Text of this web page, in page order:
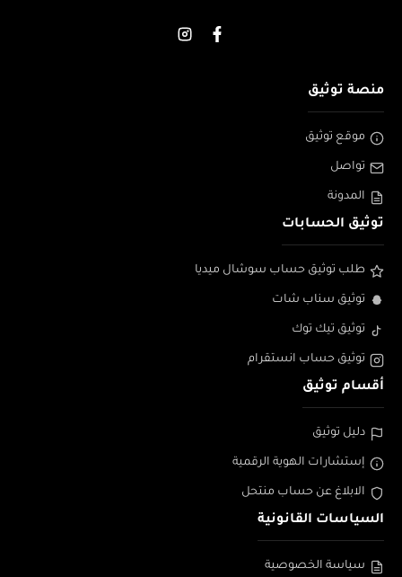
منصة توثيق
موقع توثيق
تواصل
المدونة
توثيق الحسابات
طلب توثيق حساب سوشال ميديا
توثيق سناب شات
توثيق تيك توك
توثيق حساب انستقرام
أقسام توثيق
دليل توثيق
إستشارات الهوية الرقمية
الابلاغ عن حساب منتحل
السياسات القانونية
سياسة الخصوصية